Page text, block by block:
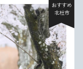
おすすめ
北杜市